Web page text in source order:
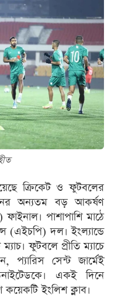
ক্রিকেট ও ফুটবলের
অন্যতম বড় আকর্ষণ
পাশাপাশি মাঠে
(এইচপি) দল। ইংল্যান্ডে
ফুটবলে প্রীতি ম্যাচে
প্যারিস সেন্ট জার্মেই
একই দিনে
ইংলিশ ক্লাব।